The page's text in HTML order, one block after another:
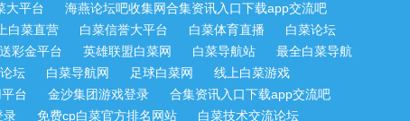
大平台
海燕论坛吧收集网合集资讯入口下载app交流吧
白菜直营 白菜信誉大平台 白菜体育直播
白菜论坛
彩金平台 英雄联盟白菜网 白菜导航站
最全白菜导航
坛 白菜导航网 足球白菜网
线上白菜游戏
台 金沙集团游戏登录
合集资讯入口下载app交流吧
录 免费cp白菜官方排名网站 白菜技术交流论坛